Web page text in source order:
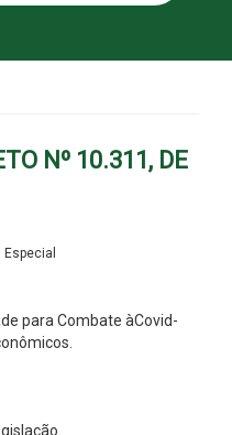
Nº 10.311, DE
para Combate àCovid-